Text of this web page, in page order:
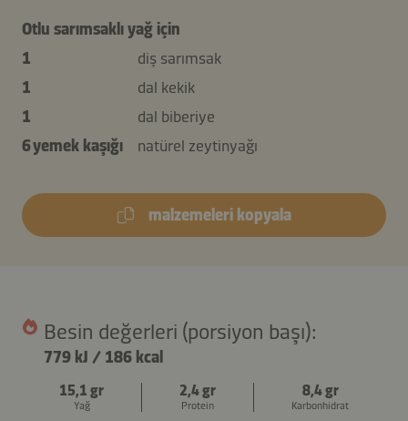
Otlu sarımsaklı yağ için
1
diş sarımsak
1
dal kekik
1
dal biberiye
6 yemek kaşığı
natürel zeytinyağı
malzemeleri kopyala
Besin değerleri (porsiyon başı):
779 kJ / 186 kcal
15,1 gr
Yağ
2,4 gr
Protein
8,4 gr
Karbonhidrat